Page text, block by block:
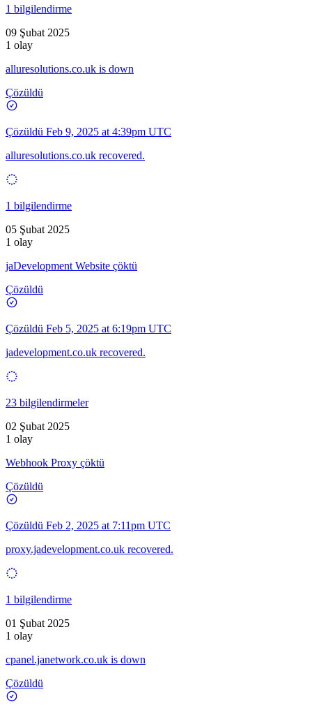
1 bilgilendirme
09 Şubat 2025
1 olay
alluresolutions.co.uk is down
Çözüldü
Çözüldü Feb 9, 2025 at 4:39pm UTC
alluresolutions.co.uk recovered.
1 bilgilendirme
05 Şubat 2025
1 olay
jaDevelopment Website çöktü
Çözüldü
Çözüldü Feb 5, 2025 at 6:19pm UTC
jadevelopment.co.uk recovered.
23 bilgilendirmeler
02 Şubat 2025
1 olay
Webhook Proxy çöktü
Çözüldü
Çözüldü Feb 2, 2025 at 7:11pm UTC
proxy.jadevelopment.co.uk recovered.
1 bilgilendirme
01 Şubat 2025
1 olay
cpanel.janetwork.co.uk is down
Çözüldü